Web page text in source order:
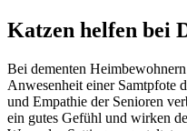
Katzen helfen bei
Bei dementen
Anwesenheit einer Samtpfote
und Empathie der Senioren
ein gutes Gefühl und wirken